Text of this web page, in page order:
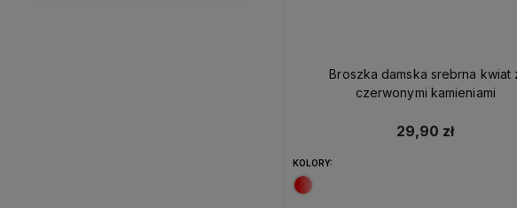
Broszka damska srebrna kwiat
czerwonymi kamieniami
29,90 zł
KOLORY: